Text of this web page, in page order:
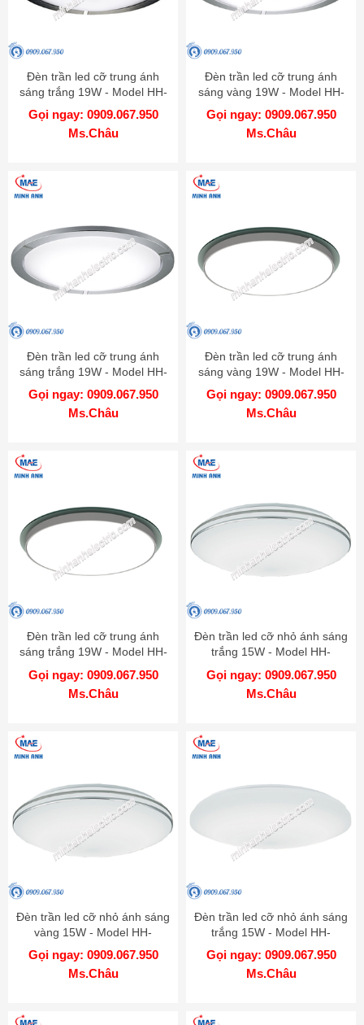
Đèn trần led cỡ trung ánh
sáng trắng 19W - Model HH-
LA152519
Gọi ngay: 0909.067.950
Ms.Châu
Đèn trần led cỡ trung ánh
sáng vàng 19W - Model HH-
LA152619
Gọi ngay: 0909.067.950
Ms.Châu
Đèn trần led cỡ trung ánh
sáng trắng 19W - Model HH-
LA152819
Gọi ngay: 0909.067.950
Ms.Châu
Đèn trần led cỡ trung ánh
sáng vàng 19W - Model HH-
LA152919
Gọi ngay: 0909.067.950
Ms.Châu
Đèn trần led cỡ trung ánh
sáng trắng 19W - Model HH-
LA153119
Gọi ngay: 0909.067.950
Ms.Châu
Đèn trần led cỡ nhỏ ánh sáng
trắng 15W - Model HH-
LA100219
Gọi ngay: 0909.067.950
Ms.Châu
Đèn trần led cỡ nhỏ ánh sáng
vàng 15W - Model HH-
LA100519
Gọi ngay: 0909.067.950
Ms.Châu
Đèn trần led cỡ nhỏ ánh sáng
trắng 15W - Model HH-
LA100119
Gọi ngay: 0909.067.950
Ms.Châu